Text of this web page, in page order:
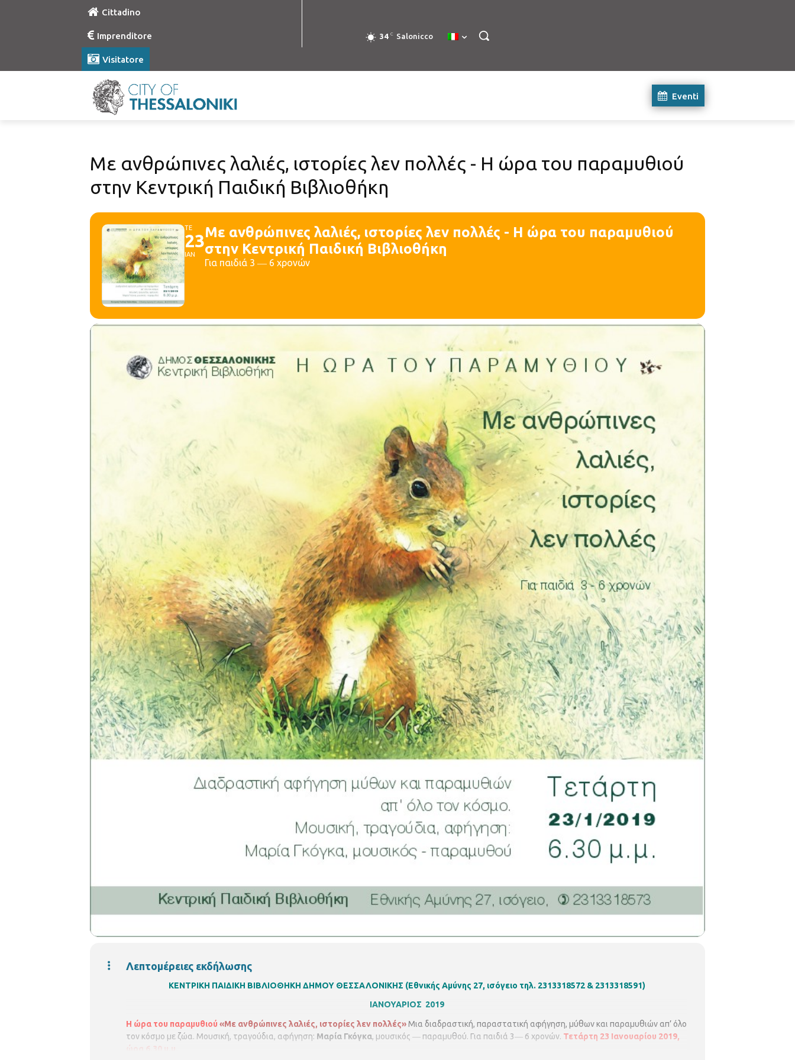
Cittadino
Imprenditore
Visitatore
34 C Salonicco
Eventi
Με ανθρώπινες λαλιές, ιστορίες λεν πολλές - Η ώρα του παραμυθιού
στην Κεντρική Παιδική Βιβλιοθήκη
ΤΕ
23
ΙΑΝ
Με ανθρώπινες λαλιές, ιστορίες λεν πολλές - Η ώρα του παραμυθιού
στην Κεντρική Παιδική Βιβλιοθήκη
Για παιδιά 3 ― 6 χρονών
Λεπτομέρειες εκδήλωσης
ΚΕΝΤΡΙΚΗ ΠΑΙΔΙΚΗ ΒΙΒΛΙΟΘΗΚΗ ΔΗΜΟΥ ΘΕΣΣΑΛΟΝΙΚΗΣ (Εθνικής Αμύνης 27, ισόγειο τηλ. 2313318572 & 2313318591)
ΙΑΝΟΥΑΡΙΟΣ 2019
Η ώρα του παραμυθιού «Με ανθρώπινες λαλιές, ιστορίες λεν πολλές»Μια διαδραστική, παραστατική αφήγηση, μύθων και παραμυθιών απ’ όλο
τον κόσμο με ζώα. Μουσική, τραγούδια, αφήγηση: Μαρία Γκόγκα, μουσικός ― παραμυθού. Για παιδιά 3― 6 χρονών. Τετάρτη 23 Ιανουαρίου 2019,
ώρα 6.30 μ.μ.